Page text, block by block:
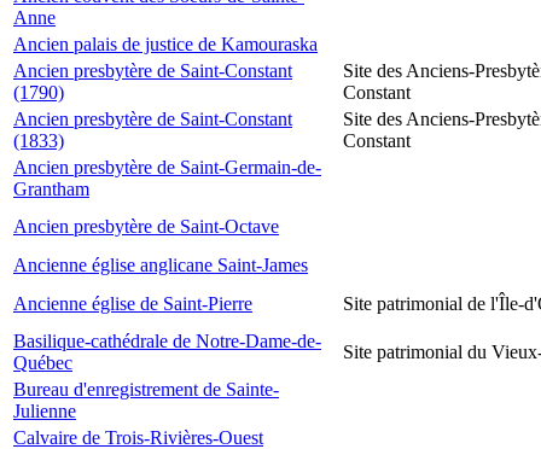
Anne
Ancien palais de justice de Kamouraska
Ancien presbytère de Saint-Constant
(1790)
Site des Anciens-
Constant
Ancien presbytère de Saint-Constant
(1833)
Site des Anciens-
Constant
Ancien presbytère de Saint-Germain-de-
Grantham
Ancien presbytère de Saint-Octave
Ancienne église anglicane Saint-James
Ancienne église de Saint-Pierre
Site patrimonial de l'Île-
Basilique-cathédrale de Notre-Dame-de-
Québec
Site patrimonial du
Bureau d'enregistrement de Sainte-
Julienne
Calvaire de Trois-Rivières-Ouest